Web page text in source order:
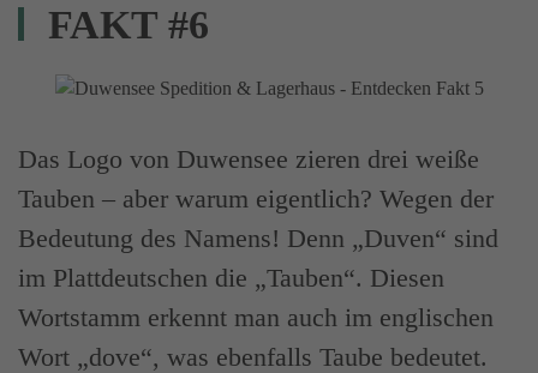
FAKT #6
Das Logo von Duwensee zieren drei weiße
Tauben – aber warum eigentlich? Wegen der
Bedeutung des Namens! Denn „Duven“ sind
im Plattdeutschen die „Tauben“. Diesen
Wortstamm erkennt man auch im englischen
Wort „dove“, was ebenfalls Taube bedeutet.